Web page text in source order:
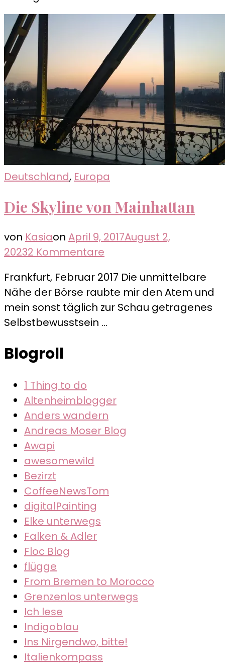
Deutschland, Europa
Die Skyline von Mainhattan
von Kasiaon April 9, 2017August 2,
20232 Kommentare
Skyline
von
Mainhattan
Frankfurt, Februar 2017 Die unmittelbare
Nähe der Börse raubte mir den Atem und
mein sonst täglich zur Schau getragenes
Selbstbewusstsein …
Blogroll
1 Thing to do
Altenheimblogger
Anders wandern
Andreas Moser Blog
Awapi
awesomewild
Bezirzt
CoffeeNewsTom
digitalPainting
Elke unterwegs
Falken & Adler
Floc Blog
flügge
From Bremen to Morocco
Grenzenlos unterwegs
Ich lese
Indigoblau
Ins Nirgendwo, bitte!
Italienkompass